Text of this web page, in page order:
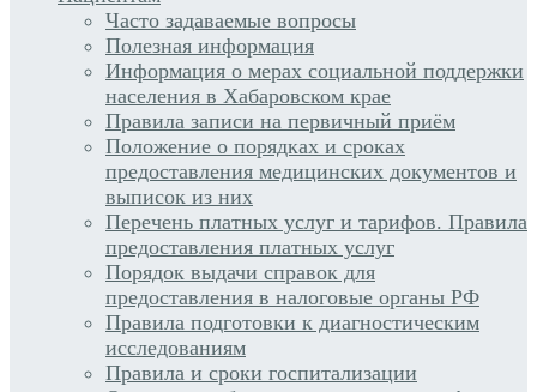
Часто задаваемые вопросы
Полезная информация
Информация о мерах социальной поддержки
населения в Хабаровском крае
Правила записи на первичный приём
Положение о порядках и сроках
предоставления медицинских документов и
выписок из них
Перечень платных услуг и тарифов. Правила
предоставления платных услуг
Порядок выдачи справок для
предоставления в налоговые органы РФ
Правила подготовки к диагностическим
исследованиям
Правила и сроки госпитализации